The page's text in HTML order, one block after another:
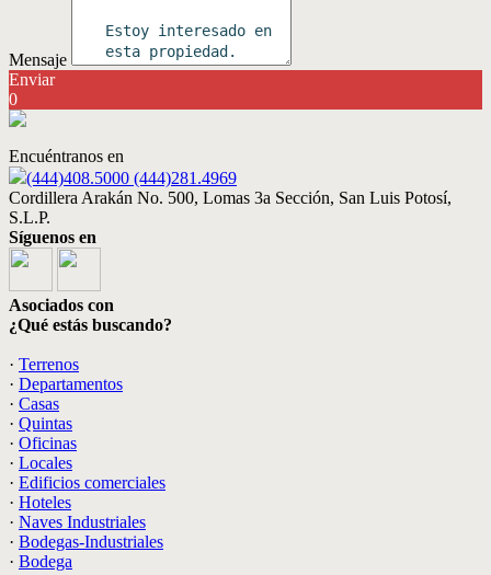
Mensaje
Enviar
0
Encuéntranos en
(444)408.5000 (444)281.4969
Cordillera Arakán No. 500, Lomas 3a Sección, San Luis Potosí,
S.L.P.
Síguenos en
Asociados con
¿Qué estás buscando?
· Terrenos
· Departamentos
· Casas
· Quintas
· Oficinas
· Locales
· Edificios comerciales
· Hoteles
· Naves Industriales
· Bodegas-Industriales
· Bodega